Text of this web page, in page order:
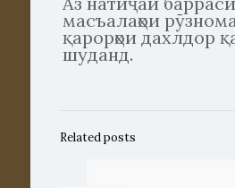
масъалаҳои
қарорҳои дахлдор
шуданд.
Related posts